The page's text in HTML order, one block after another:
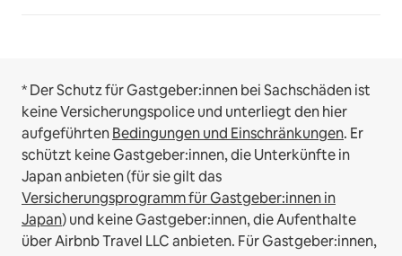
* Der Schutz für Gastgeber:innen bei Sachschäden ist
keine Versicherungspolice und unterliegt den hier
aufgeführtenBedingungen und Einschränkungen. Er
schützt keine Gastgeber:innen, die Unterkünfte in
Japan anbieten (für sie gilt das
Versicherungsprogramm für Gastgeber:innen in
Japan) und keine Gastgeber:innen, die Aufenthalte
über Airbnb Travel LLC anbieten. Für Gastgeber:innen,